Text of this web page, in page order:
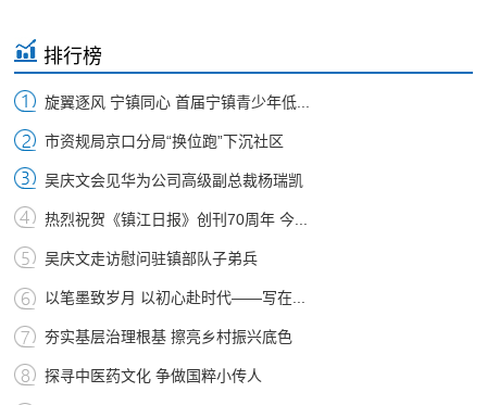
排行榜
旋翼逐风 宁镇同心 首届宁镇青少年低...
市资规局京口分局“换位跑”下沉社区
吴庆文会见华为公司高级副总裁杨瑞凯
热烈祝贺《镇江日报》创刊70周年 今...
吴庆文走访慰问驻镇部队子弟兵
以笔墨致岁月 以初心赴时代——写在...
夯实基层治理根基 擦亮乡村振兴底色
探寻中医药文化 争做国粹小传人